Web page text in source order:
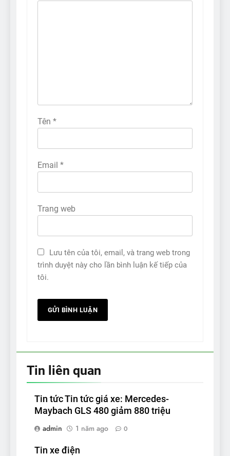
Tên *
Email *
Trang web
Lưu tên của tôi, email, và trang web trong
trình duyệt này cho lần bình luận kế tiếp của
tôi.
Tin liên quan
Tin tức Tin tức giá xe: Mercedes-
Maybach GLS 480 giảm 880 triệu
admin
1 năm ago 0
Tin xe điện